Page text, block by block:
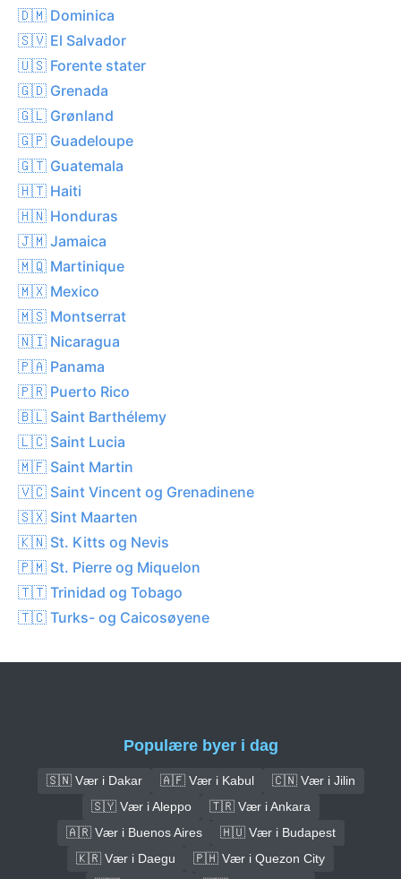
🇩🇲 Dominica
🇸🇻 El Salvador
🇺🇸 Forente stater
🇬🇩 Grenada
🇬🇱 Grønland
🇬🇵 Guadeloupe
🇬🇹 Guatemala
🇭🇹 Haiti
🇭🇳 Honduras
🇯🇲 Jamaica
🇲🇶 Martinique
🇲🇽 Mexico
🇲🇸 Montserrat
🇳🇮 Nicaragua
🇵🇦 Panama
🇵🇷 Puerto Rico
🇧🇱 Saint Barthélemy
🇱🇨 Saint Lucia
🇲🇫 Saint Martin
🇻🇨 Saint Vincent og Grenadinene
🇸🇽 Sint Maarten
🇰🇳 St. Kitts og Nevis
🇵🇲 St. Pierre og Miquelon
🇹🇹 Trinidad og Tobago
🇹🇨 Turks- og Caicosøyene
Populære byer i dag
🇸🇳 Vær i Dakar 🇦🇫 Vær i Kabul
🇨🇳 Vær i Jilin
🇸🇾 Vær i Aleppo
🇹🇷 Vær i Ankara
🇦🇷 Vær i Buenos Aires
🇭🇺 Vær i Budapest
🇰🇷 Vær i Daegu
🇵🇭 Vær i Quezon City